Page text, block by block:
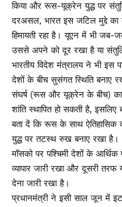
किया और रूस-यूक्रेन युद्ध पर
दरअसल, भारत इस जटिल मुद्दे का
हिमायती रहा है। यूएन में भी जब-
उससे अपने को दूर रखा है या
भारतीय विदेश मंत्रालय ने भी इस
देशों के बीच सुसंगत स्थिति बनाए
संघर्ष (रूस और यूक्रेन के बीच)
शांति स्थापित हो सकती है,
बता दें कि रूस के साथ
युद्ध पर तटस्थ रुख बनाए रखा है।
मॉसको पर पश्चिमी देशों के
व्यापार जारी रखा और दूसरी
देना जारी रखा है।
प्रधानमंत्री ने इसी साल जून में